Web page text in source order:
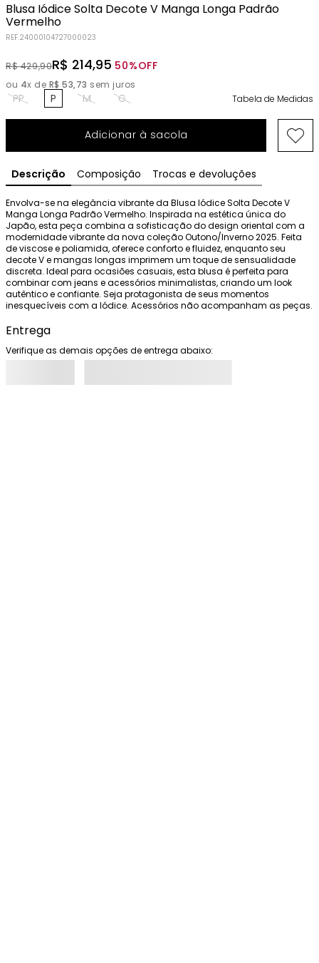
Blusa Iódice Solta Decote V Manga Longa Padrão
Vermelho
REF.24000104727000023
R$ 429,90R$ 214,95 50%OFF
ou 4x de R$ 53,73 sem juros
PP P M G Tabela de Medidas
Adicionar à sacola
Descrição Composição Trocas e devoluções
Envolva-se na elegância vibrante da Blusa Iódice Solta Decote V
Manga Longa Padrão Vermelho. Inspirada na estética única do
Japão, esta peça combina a sofisticação do design oriental com a
modernidade vibrante da nova coleção Outono/Inverno 2025. Feita
de viscose e poliamida, oferece conforto e fluidez, enquanto seu
decote V e mangas longas imprimem um toque de sensualidade
discreta. Ideal para ocasiões casuais, esta blusa é perfeita para
combinar com jeans e acessórios minimalistas, criando um look
autêntico e confiante. Seja protagonista de seus momentos
inesquecíveis com a Iódice. Acessórios não acompanham as peças.
Entrega
Verifique as demais opções de entrega abaixo: